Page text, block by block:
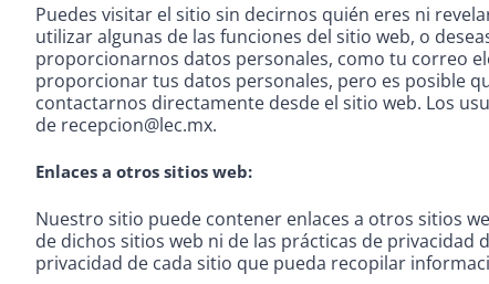
Puedes visitar el sitio sin decirnos quién eres ni
utilizar algunas de las funciones del sitio web, o
proporcionarnos datos personales, como tu correo
proporcionar tus datos personales, pero es posible
contactarnos directamente desde el sitio web. Los
de recepcion@lec.mx.
Enlaces a otros sitios web:
Nuestro sitio puede contener enlaces a otros sitios
de dichos sitios web ni de las prácticas de
privacidad de cada sitio que pueda recopilar